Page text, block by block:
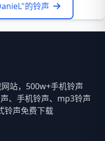
的铃声
站，500w+手机铃声
、手机铃声、mp3铃声
声免费下载